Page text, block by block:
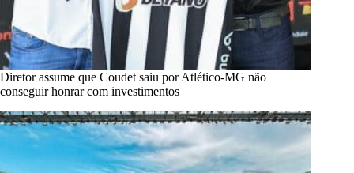
Diretor assume que Coudet saiu por Atlético-MG não
conseguir honrar com investimentos